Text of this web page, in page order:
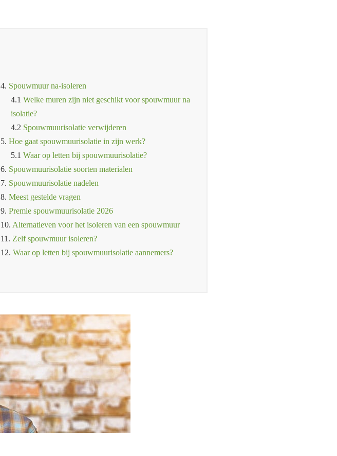
4. Spouwmuur na-isoleren
4.1Welke muren zijn niet geschikt voor spouwmuur na
isolatie?
4.2 Spouwmuurisolatie verwijderen
5.Hoe gaat spouwmuurisolatie in zijn werk?
5.1Waar op letten bij spouwmuurisolatie?
6. Spouwmuurisolatie soorten materialen
7. Spouwmuurisolatie nadelen
8.Meest gestelde vragen
9.Premie spouwmuurisolatie 2026
10.Alternatieven voor het isoleren van een spouwmuur
11.Zelf spouwmuur isoleren?
12.Waar op letten bij spouwmuurisolatie aannemers?